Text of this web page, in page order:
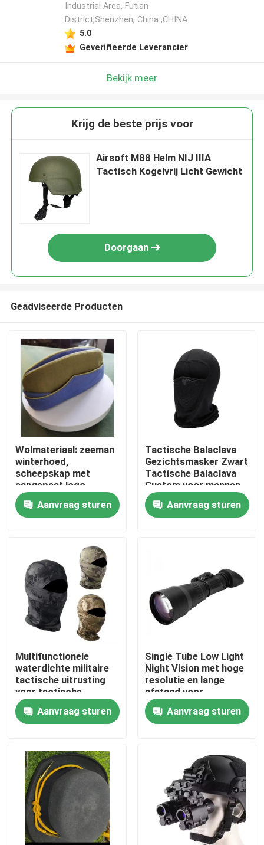
Thuis
Video's
Over ons
Fabriekstocht
Kwaliteitscontrole
Nieuws
Vraag een offerte
Militaire Tactische Slijtage
Militair tactisch kogelvrij vest
Industrial Area, Futian
District,Shenzhen, China ,CHINA
5.0
Geverifieerde Leverancier
Bekijk meer
Krijg de beste prijs voor
Airsoft M88 Helm NIJ IIIA
Tactisch Kogelvrij Licht Gewicht
Doorgaan
Geadviseerde Producten
Wolmateriaal: zeeman
winterhoed,
scheepskap met
aangepast logo
Aanvraag sturen
Tactische Balaclava
Gezichtsmasker Zwart
Tactische Balaclava
Custom voor mannen
Outdoor reissport
Aanvraag sturen
Multifunctionele
waterdichte militaire
tactische uitrusting
voor tactische
training
Aanvraag sturen
Single Tube Low Light
Night Vision met hoge
resolutie en lange
afstand voor
buitentraining
Aanvraag sturen